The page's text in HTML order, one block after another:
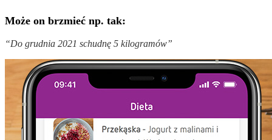
Może on brzmieć np. tak:
“Do grudnia 2021 schudnę 5 kilogramów”